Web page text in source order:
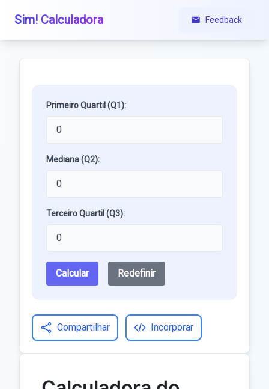
Sim! Calculadora Feedback
Primeiro Quartil (Q1):
Mediana (Q2):
Terceiro Quartil (Q3):
Calcular Redefinir
Compartilhar Incorporar